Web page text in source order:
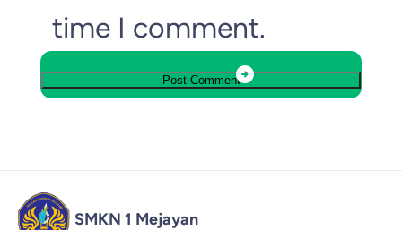
time I comment.
SMKN 1 Mejayan